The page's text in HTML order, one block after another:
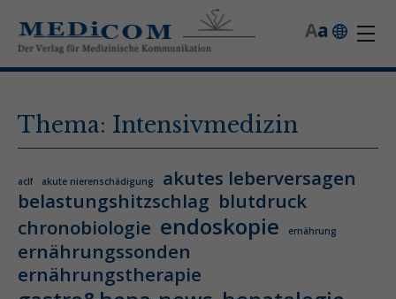
a
A
Thema: Intensivmedizin
aclf akute nierenschädigung
akutes leberversagen
belastungshitzschlag blutdruck
chronobiologie endoskopie ernährung
ernährungssonden
ernährungstherapie